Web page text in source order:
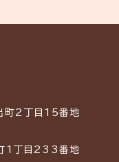
町2丁目15番地
1丁目233番地